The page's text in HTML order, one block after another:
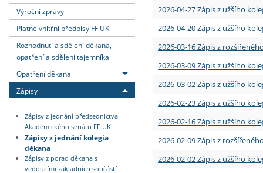
Absolventi fakulty
Vyjíždějící zaměstnanci
Výroční zprávy
Platné vnitřní předpisy FF UK
Rozhodnutí a sdělení děkana,
opatření a sdělení tajemníka
Opatření děkana
Zápisy
Zápisy z jednání předsednictva
Akademického senátu FF UK
Zápisy z jednání kolegia
děkana
Zápisy z porad děkana s
vedoucími základních součástí
2026-04-27 Zápis z užšího
2026-04-20 Zápis z užšího
2026-03-16 Zápis z
2026-03-09 Zápis z užšího
2026-03-02 Zápis z užšího
2026-02-23 Zápis z užšího
2026-02-16 Zápis z užšího
2026-02-09 Zápis z
2026-02-02 Zápis z užšího